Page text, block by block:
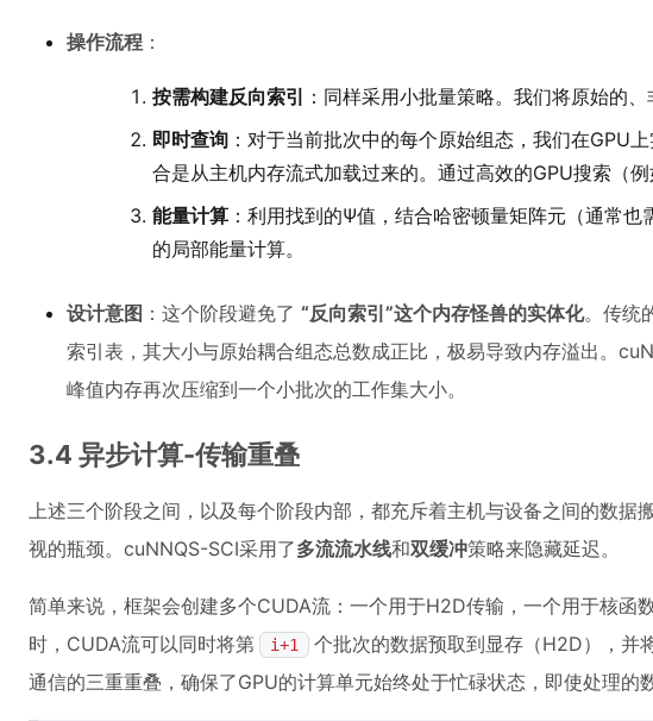
操作流程 ：
按需构建反向索引
：同样采用小批量策略。我们将原始的
即时查询 ：对于当前批次中的每个原始组态，我们在GPU
合是从主机内存流式加载过来的。通过高效的GPU搜索（
能量计算 ：利用找到的Ψ值，结合哈密顿量矩阵元（通常
的局部能量计算。
设计意图 ：这个阶段避免了 “反向索引”这个内存怪兽的实体化。传统
索引表，其大小与原始耦合组态总数成正比，极易导致内存溢出。
峰值内存再次压缩到一个小批次的工作集大小。
3.4 异步计算-传输重叠
上述三个阶段之间，以及每个阶段内部，都充斥着主机与设备之间的数
视的瓶颈。cuNNQS-SCI采用了多流流水线和双缓冲策略来隐藏延迟。
简单来说，框架会创建多个CUDA流：一个用于H2D传输，一个用于核函
时，CUDA流可以同时将第
i+1 个批次的数据预取到显存（H2D），并
通信的三重重叠，确保了GPU的计算单元始终处于忙碌状态，即使处理的